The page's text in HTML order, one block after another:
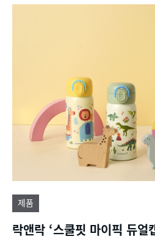
제품
락앤락 ‘스쿨핏 마이픽 듀얼